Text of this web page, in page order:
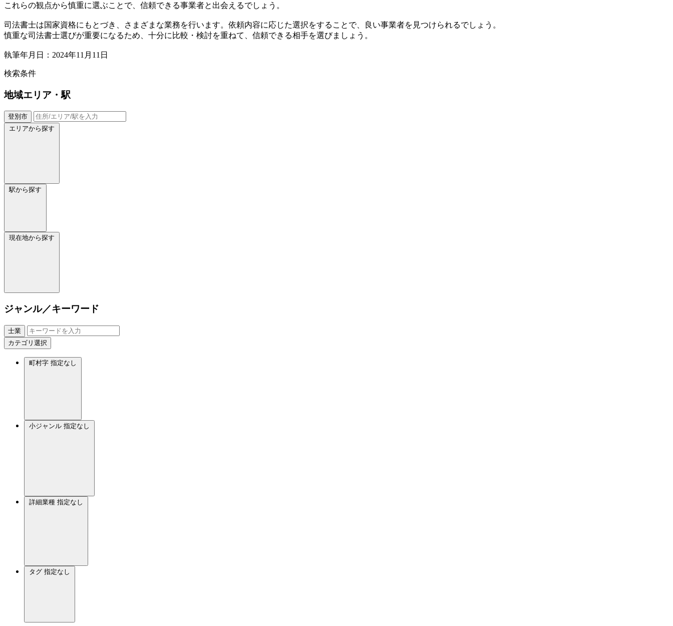
これらの観点から慎重に選ぶことで、信頼できる事業者と出会えるでしょう。
司法書士は国家資格にもとづき、さまざまな業務を行います。依頼内容に応じた選択をすることで、良い事業者を見つけられるでしょう。
慎重な司法書士選びが重要になるため、十分に比較・検討を重ねて、信頼できる相手を選びましょう。
執筆年月日：2024年11月11日
検索条件
地域エリア・駅
登別市
エリアから探す
駅から探す
現在地から探す
ジャンル／キーワード
士業
カテゴリ選択
町村字 指定なし
小ジャンル 指定なし
詳細業種 指定なし
タグ 指定なし